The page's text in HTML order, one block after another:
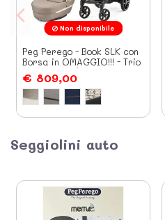
Non disponibile
Peg Perego - Book SLK con
Borsa in OMAGGIO!!! - Trio
Sistema Modulare
€ 809,00
Seggiolini auto